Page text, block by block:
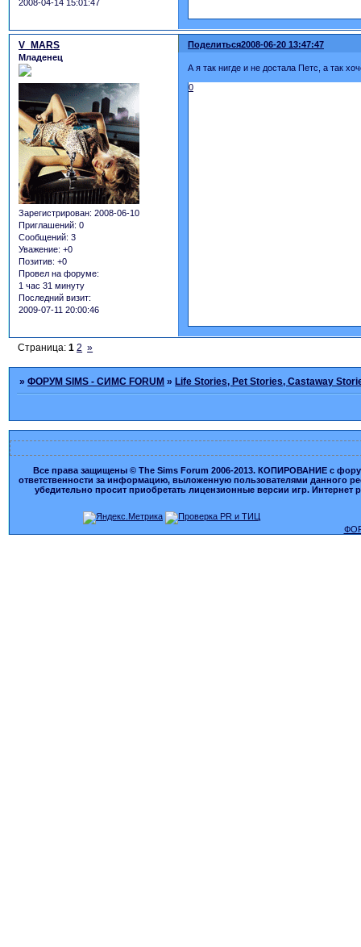
2008-04-14 15:01:47
Поделиться2008-06-20 13:47:47
V_MARS
Младенец
Зарегистрирован: 2008-06-10
Приглашений: 0
Сообщений: 3
Уважение: +0
Позитив: +0
Провел на форуме:
1 час 31 минуту
Последний визит:
2009-07-11 20:00:46
А я так нигде и не достала Петс, а так
0
Страница:1 2 »
»ФОРУМ SIMS - СИМС FORUM »Life Stories, Pet Stories, Castaway
Все права защищены © The Sims Forum 2006-2013. КОПИРОВАНИЕ с
ответственности за информацию, выложенную пользователями данного
убедительно просит приобретать лицензионные версии игр.